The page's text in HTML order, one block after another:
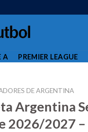
A PREMIER LEAGUE
DE ARGENTINA
Argentina
2026/2027 –